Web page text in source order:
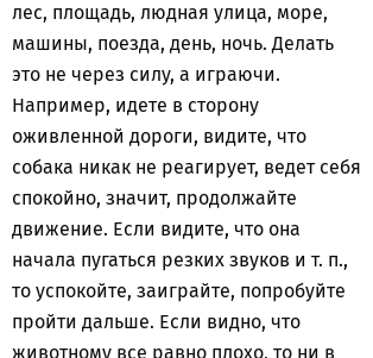
лес, площадь, людная улица, море,
машины, поезда, день, ночь. Делать
это не через силу, а играючи.
Например, идете в сторону
оживленной дороги, видите, что
собака никак не реагирует, ведет себя
спокойно, значит, продолжайте
движение. Если видите, что она
начала пугаться резких звуков и т. п.,
то успокойте, заиграйте, попробуйте
пройти дальше. Если видно, что
животному все равно плохо, то ни в